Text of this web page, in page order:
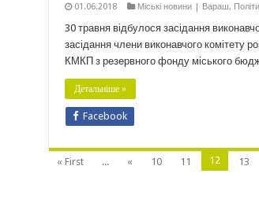
01.06.2018 Міські новини | Вараш,
30 травня відбулося засідання
засідання члени виконавчого комітету
КМКП з резервного фонду міського
Детальніше »
Facebook
« First ... « 10 11 12 13